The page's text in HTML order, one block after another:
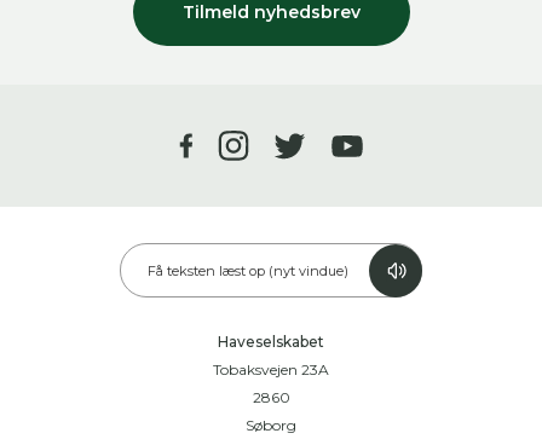
Tilmeld nyhedsbrev
Få teksten læst op (nyt vindue)
Haveselskabet
Tobaksvejen 23A
2860
Søborg